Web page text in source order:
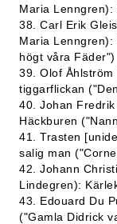
Maria Lenngren):
38. Carl Erik
Maria Lenngren):
högt våra Fäder")
39. Olof
tiggarflickan
40. Johan
Häckburen
41. Trasten
salig man
42. Johann
Lindegren):
43. Edouard Du
("Gamla Didrick